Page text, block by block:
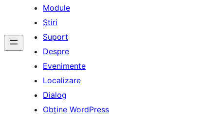
Module
Știri
Suport
Despre
Evenimente
Localizare
Dialog
Obține WordPress